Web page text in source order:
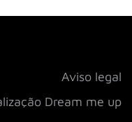
Aviso legal
Dream me up